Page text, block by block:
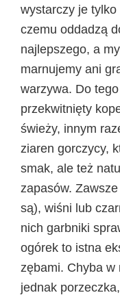
wystarczy je
czemu oddadzą
najlepszego, a
marnujemy ani
warzywa. Do
przekwitnięty
świeży, innym
ziaren gorczycy,
smak, ale też
zapasów.
są), wiśni lub
nich garbniki
ogórek to istna
zębami. Chyba w
jednak